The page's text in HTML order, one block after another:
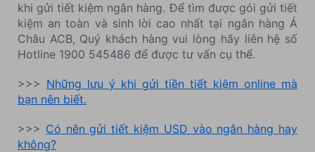
khi gửi tiết kiệm ngân hàng. Để tìm được gói gửi tiết
kiệm an toàn và sinh lời cao nhất tại ngân hàng Á
Châu ACB, Quý khách hàng vui lòng hãy liên hệ số
Hotline 1900 545486 để được tư vấn cụ thể.
>>> Những lưu ý khi gửi tiền tiết kiệm online mà
bạn nên biết.
>>> Có nên gửi tiết kiệm USD vào ngân hàng hay
không?